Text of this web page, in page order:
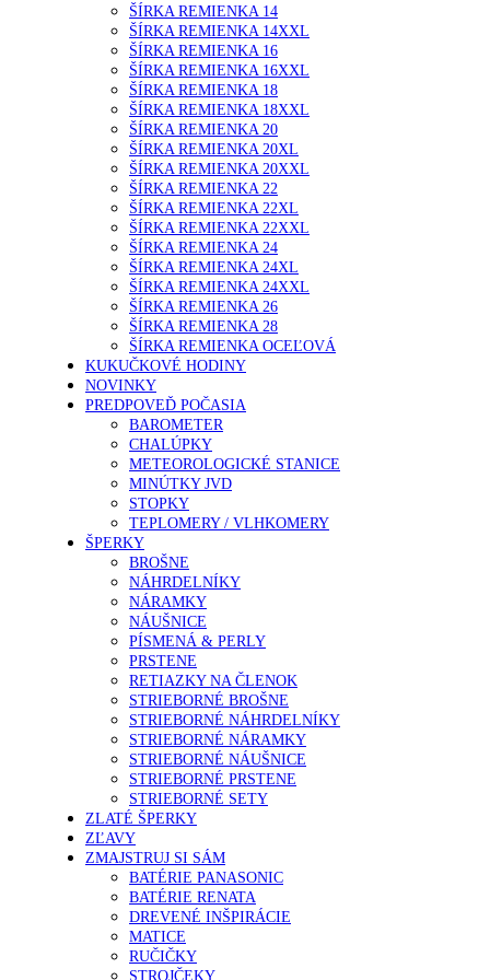
ŠÍRKA REMIENKA 14
ŠÍRKA REMIENKA 14XXL
ŠÍRKA REMIENKA 16
ŠÍRKA REMIENKA 16XXL
ŠÍRKA REMIENKA 18
ŠÍRKA REMIENKA 18XXL
ŠÍRKA REMIENKA 20
ŠÍRKA REMIENKA 20XL
ŠÍRKA REMIENKA 20XXL
ŠÍRKA REMIENKA 22
ŠÍRKA REMIENKA 22XL
ŠÍRKA REMIENKA 22XXL
ŠÍRKA REMIENKA 24
ŠÍRKA REMIENKA 24XL
ŠÍRKA REMIENKA 24XXL
ŠÍRKA REMIENKA 26
ŠÍRKA REMIENKA 28
ŠÍRKA REMIENKA OCEĽOVÁ
KUKUČKOVÉ HODINY
NOVINKY
PREDPOVEĎ POČASIA
BAROMETER
CHALÚPKY
METEOROLOGICKÉ STANICE
MINÚTKY JVD
STOPKY
TEPLOMERY / VLHKOMERY
ŠPERKY
BROŠNE
NÁHRDELNÍKY
NÁRAMKY
NÁUŠNICE
PÍSMENÁ & PERLY
PRSTENE
RETIAZKY NA ČLENOK
STRIEBORNÉ BROŠNE
STRIEBORNÉ NÁHRDELNÍKY
STRIEBORNÉ NÁRAMKY
STRIEBORNÉ NÁUŠNICE
STRIEBORNÉ PRSTENE
STRIEBORNÉ SETY
ZLATÉ ŠPERKY
ZĽAVY
ZMAJSTRUJ SI SÁM
BATÉRIE PANASONIC
BATÉRIE RENATA
DREVENÉ INŠPIRÁCIE
MATICE
RUČIČKY
STROJČEKY